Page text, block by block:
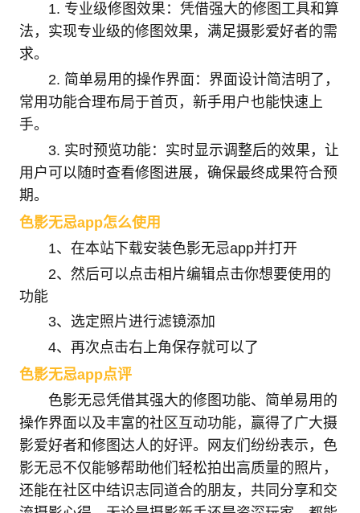
1. 专业级修图效果：凭借强大的修图工具和算
法，实现专业级的修图效果，满足摄影爱好者的需
求。
2. 简单易用的操作界面：界面设计简洁明了，
常用功能合理布局于首页，新手用户也能快速上
手。
3. 实时预览功能：实时显示调整后的效果，让
用户可以随时查看修图进展，确保最终成果符合预
期。
色影无忌app怎么使用
1、在本站下载安装色影无忌app并打开
2、然后可以点击相片编辑点击你想要使用的
功能
3、选定照片进行滤镜添加
4、再次点击右上角保存就可以了
色影无忌app点评
色影无忌凭借其强大的修图功能、简单易用的
操作界面以及丰富的社区互动功能，赢得了广大摄
影爱好者和修图达人的好评。网友们纷纷表示，色
影无忌不仅能够帮助他们轻松拍出高质量的照片，
还能在社区中结识志同道合的朋友，共同分享和交